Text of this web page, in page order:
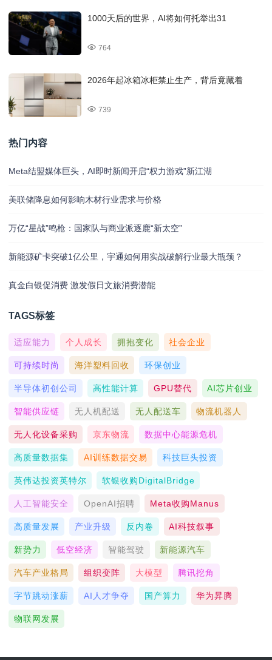
1000天后的世界，AI将如何托举出31
764
2026年起冰箱冰柜禁止生产，背后竟藏着
739
热门内容
Meta结盟媒体巨头，AI即时新闻开启“权力游戏”新江湖
美联储降息如何影响木材行业需求与价格
万亿“星战”鸣枪：国家队与商业派逐鹿“新太空”
新能源矿卡突破1亿公里，宇通如何用实战破解行业最大瓶颈？
真金白银促消费 激发假日文旅消费潜能
TAGS标签
适应能力 个人成长 拥抱变化 社会企业
可持续时尚 海洋塑料回收 环保创业
半导体初创公司 高性能计算 GPU替代 AI芯片创业
智能供应链 无人机配送 无人配送车 物流机器人
无人化设备采购 京东物流 数据中心能源危机
高质量数据集 AI训练数据交易 科技巨头投资
英伟达投资英特尔 软银收购DigitalBridge
人工智能安全 OpenAI招聘 Meta收购Manus
高质量发展 产业升级 反内卷 AI科技叙事
新势力 低空经济 智能驾驶 新能源汽车
汽车产业格局 组织变阵 大模型 腾讯挖角
字节跳动涨薪 AI人才争夺 国产算力 华为昇腾
物联网发展